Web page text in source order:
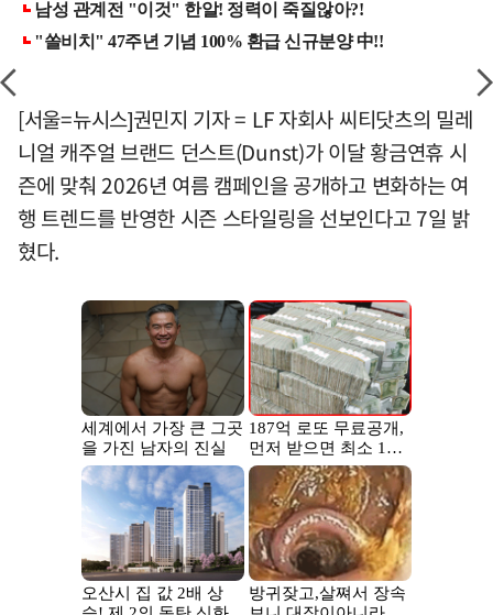
[서울=뉴시스]권민지 기자 = LF 자회사 씨티닷츠의 밀레
니얼 캐주얼 브랜드 던스트(Dunst)가 이달 황금연휴 시
즌에 맞춰 2026년 여름 캠페인을 공개하고 변화하는 여
행 트렌드를 반영한 시즌 스타일링을 선보인다고 7일 밝
혔다.